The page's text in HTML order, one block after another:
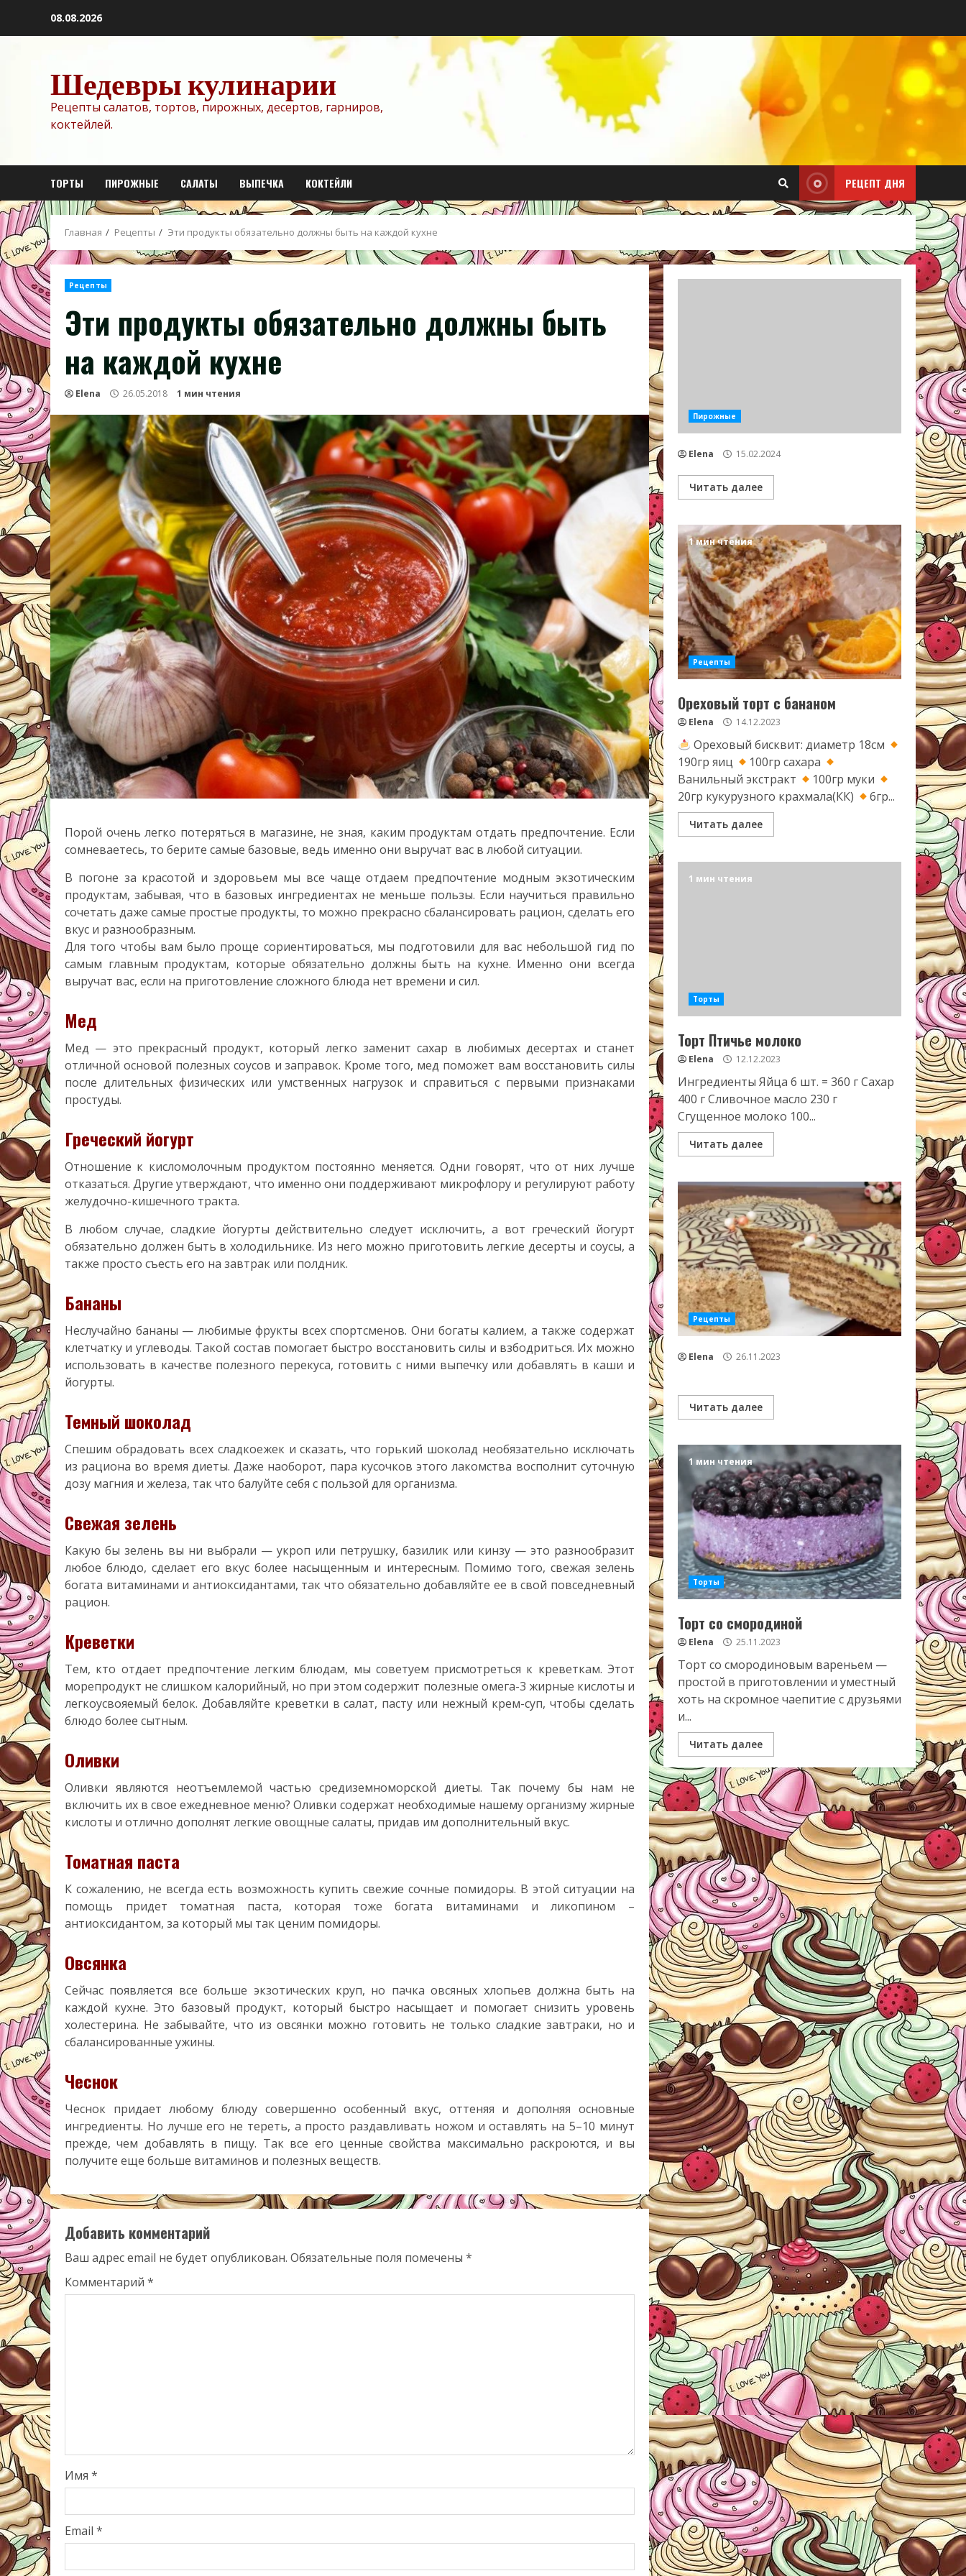
08.08.2026
Шедевры кулинарии
Рецепты салатов, тортов, пирожных, десертов, гарниров,
коктейлей.
ТОРТЫ ПИРОЖНЫЕ САЛАТЫ ВЫПЕЧКА КОКТЕЙЛИ РЕЦЕПТ ДНЯ
Главная Рецепты Эти продукты обязательно должны быть на каждой кухне
Рецепты
Эти продукты обязательно должны быть
на каждой кухне
Elena 26.05.2018 1 мин чтения
Порой очень легко потеряться в магазине, не зная, каким продуктам отдать предпочтение. Если
сомневаетесь, то берите самые базовые, ведь именно они выручат вас в любой ситуации.
В погоне за красотой и здоровьем мы все чаще отдаем предпочтение модным экзотическим
продуктам, забывая, что в базовых ингредиентах не меньше пользы. Если научиться правильно
сочетать даже самые простые продукты, то можно прекрасно сбалансировать рацион, сделать его
вкус и разнообразным.
Для того чтобы вам было проще сориентироваться, мы подготовили для вас небольшой гид по
самым главным продуктам, которые обязательно должны быть на кухне. Именно они всегда
выручат вас, если на приготовление сложного блюда нет времени и сил.
Мед
Мед — это прекрасный продукт, который легко заменит сахар в любимых десертах и станет
отличной основой полезных соусов и заправок. Кроме того, мед поможет вам восстановить силы
после длительных физических или умственных нагрузок и справиться с первыми признаками
простуды.
Греческий йогурт
Отношение к кисломолочным продуктом постоянно меняется. Одни говорят, что от них лучше
отказаться. Другие утверждают, что именно они поддерживают микрофлору и регулируют работу
желудочно-кишечного тракта.
В любом случае, сладкие йогурты действительно следует исключить, а вот греческий йогурт
обязательно должен быть в холодильнике. Из него можно приготовить легкие десерты и соусы, а
также просто съесть его на завтрак или полдник.
Бананы
Неслучайно бананы — любимые фрукты всех спортсменов. Они богаты калием, а также содержат
клетчатку и углеводы. Такой состав помогает быстро восстановить силы и взбодриться. Их можно
использовать в качестве полезного перекуса, готовить с ними выпечку или добавлять в каши и
йогурты.
Темный шоколад
Спешим обрадовать всех сладкоежек и сказать, что горький шоколад необязательно исключать
из рациона во время диеты. Даже наоборот, пара кусочков этого лакомства восполнит суточную
дозу магния и железа, так что балуйте себя с пользой для организма.
Свежая зелень
Какую бы зелень вы ни выбрали — укроп или петрушку, базилик или кинзу — это разнообразит
любое блюдо, сделает его вкус более насыщенным и интересным. Помимо того, свежая зелень
богата витаминами и антиоксидантами, так что обязательно добавляйте ее в свой повседневный
рацион.
Креветки
Тем, кто отдает предпочтение легким блюдам, мы советуем присмотреться к креветкам. Этот
морепродукт не слишком калорийный, но при этом содержит полезные омега-3 жирные кислоты и
легкоусвояемый белок. Добавляйте креветки в салат, пасту или нежный крем-суп, чтобы сделать
блюдо более сытным.
Оливки
Оливки являются неотъемлемой частью средиземноморской диеты. Так почему бы нам не
включить их в свое ежедневное меню? Оливки содержат необходимые нашему организму жирные
кислоты и отлично дополнят легкие овощные салаты, придав им дополнительный вкус.
Томатная паста
К сожалению, не всегда есть возможность купить свежие сочные помидоры. В этой ситуации на
помощь придет томатная паста, которая тоже богата витаминами и ликопином –
антиоксидантом, за который мы так ценим помидоры.
Овсянка
Сейчас появляется все больше экзотических круп, но пачка овсяных хлопьев должна быть на
каждой кухне. Это базовый продукт, который быстро насыщает и помогает снизить уровень
холестерина. Не забывайте, что из овсянки можно готовить не только сладкие завтраки, но и
сбалансированные ужины.
Чеснок
Чеснок придает любому блюду совершенно особенный вкус, оттеняя и дополняя основные
ингредиенты. Но лучше его не тереть, а просто раздавливать ножом и оставлять на 5–10 минут
прежде, чем добавлять в пищу. Так все его ценные свойства максимально раскроются, и вы
получите еще больше витаминов и полезных веществ.
Добавить комментарий
Ваш адрес email не будет опубликован. Обязательные поля помечены *
Комментарий *
Имя *
Email *
Пирожные
Elena 15.02.2024
Читать далее
1 мин чтения
Рецепты
Ореховый торт с бананом
Elena 14.12.2023
Ореховый бисквит: диаметр 18см
190гр яиц
100гр сахара
Ванильный экстракт
100гр муки
20гр кукурузного крахмала(КК)
6гр...
Читать далее
1 мин чтения
Торты
Торт Птичье молоко
Elena 12.12.2023
Ингредиенты Яйца 6 шт. = 360 г Сахар
400 г Сливочное масло 230 г
Сгущенное молоко 100...
Читать далее
Рецепты
Elena 26.11.2023
Читать далее
1 мин чтения
Торты
Торт со смородиной
Elena 25.11.2023
Торт со смородиновым вареньем —
простой в приготовлении и уместный
хоть на скромное чаепитие с друзьями
и...
Читать далее